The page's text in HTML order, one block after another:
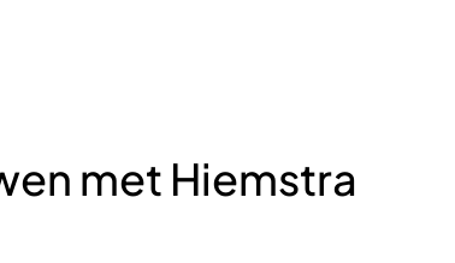
met Hiemstra